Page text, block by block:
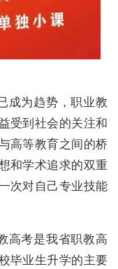
成为趋势，职业教
受到社会的关注和
高等教育之间的桥
和学术追求的双重
次对自己专业技能
高考是我省职教高
毕业生升学的主要